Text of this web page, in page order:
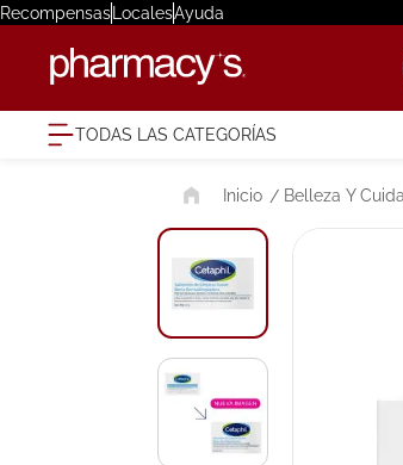
RecompensasLocalesAyuda
TODAS LAS CATEGORÍAS
Belleza Y